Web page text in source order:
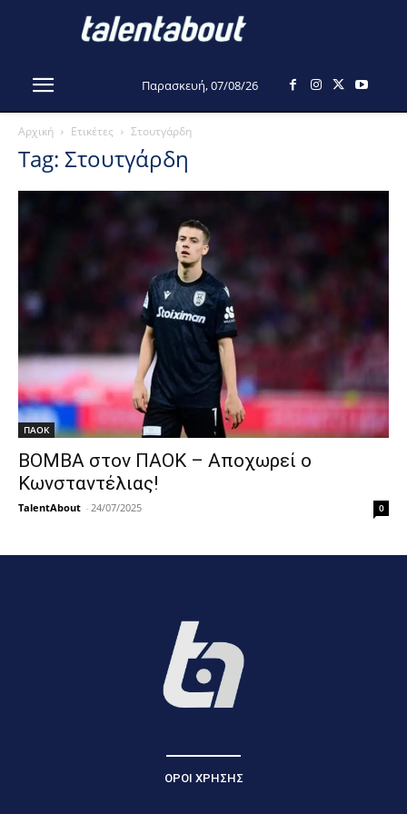
Παρασκευή, 07/08/26
Αρχική Ετικέτες Στουτγάρδη
Tag: Στουτγάρδη
ΠΑΟΚ
ΒΟΜΒΑ στον ΠΑΟΚ – Αποχωρεί ο
Κωνσταντέλιας!
TalentAbout - 24/07/2025 0
ΟΡΟΙ ΧΡΗΣΗΣ